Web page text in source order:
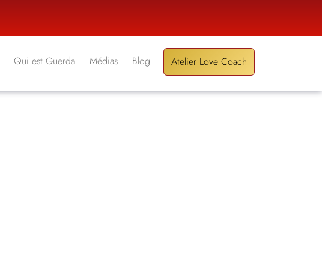
Qui est Guerda Médias Blog Atelier Love Coach